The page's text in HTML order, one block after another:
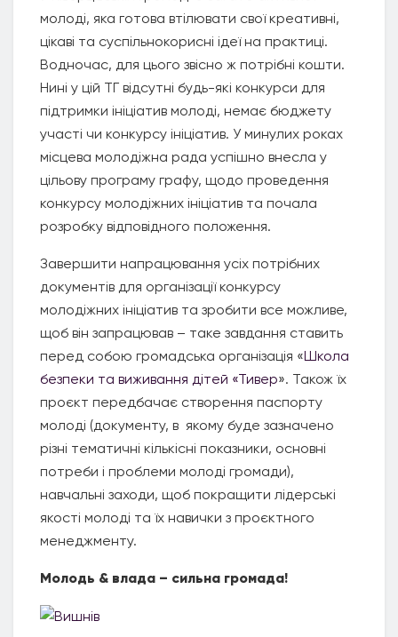
молоді, яка готова втілювати свої креативні,
цікаві та суспільнокорисні ідеї на практиці.
Водночас, для цього звісно ж потрібні кошти.
Нині у цій ТГ відсутні будь-які конкурси для
підтримки ініціатив молоді, немає бюджету
участі чи конкурсу ініціатив. У минулих роках
місцева молодіжна рада успішно внесла у
цільову програму графу, щодо проведення
конкурсу молодіжних ініціатив та почала
розробку відповідного положення.
Завершити напрацювання усіх потрібних
документів для організації конкурсу
молодіжних ініціатив та зробити все можливе,
щоб він запрацював – таке завдання ставить
перед собою громадська організація «Школа
безпеки та виживання дітей «Тивер». Також їх
проєкт передбачає створення паспорту
молоді (документу, в якому буде зазначено
різні тематичні кількісні показники, основні
потреби і проблеми молоді громади),
навчальні заходи, щоб покращити лідерські
якості молоді та їх навички з проєктного
менеджменту.
Молодь & влада – сильна громада!